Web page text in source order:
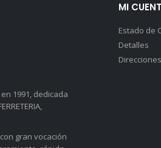
1991, dedicada
gran vocación
MI
Estado de
Detalles
Direcciones